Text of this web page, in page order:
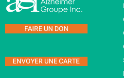
FAIRE UN DON
ENVOYER UNE CARTE